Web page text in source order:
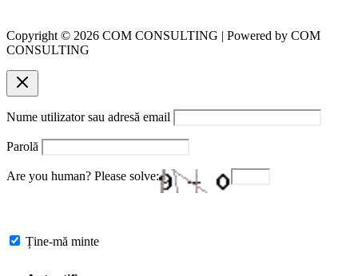
Copyright © 2026 COM CONSULTING | Powered by COM
CONSULTING
Nume utilizator sau adresă email
Parolă
Are you human? Please solve:
Ține-mă minte